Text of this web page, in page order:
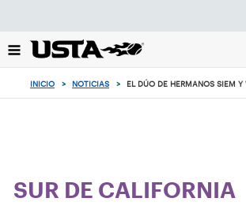
el
botón
INICIO > NOTICIAS > EL DÚO DE HERMANOS SIEM
SUR DE CALIFORNIA